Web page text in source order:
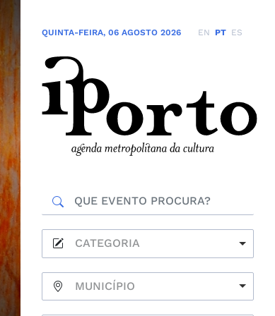
QUINTA-FEIRA, 06 AGOSTO 2026 EN PT ES
CATEGORIA
MUNICÍPIO